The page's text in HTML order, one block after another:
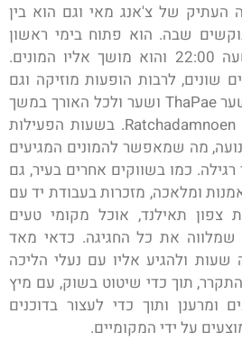
של צ'אנג מאי וגם הוא בין
שבה. הוא פתוח בימי ראשון
מהשעה 16:00 ועד השעה 22:00 והוא מושך אליו המונים.
שונים, לרבות הופעות מוזיקה וגם
ריקודים והוא תחום בין שער ThaPae ושער ולכל האורך במשך
קילומטר אחד עד לרחוב Ratchadamnoen. בשעות הפעילות
מה שמאפשר להמונים המגיעים
רגילה. כמו בשווקים אחרים בעיר, גם
ומלאכה, מזכרות בעבודת יד עם
צפון תאילנד, אוכל מקומי טעים
שמלווה את כל החגיגה. כדאי מאד
ולהגיע אליו עם נעלי הליכה
תוך כדי שיטוט בשוק, עם מיץ
ומרענן ותוך כדי לעצור בדוכנים
על ידי המקומיים.